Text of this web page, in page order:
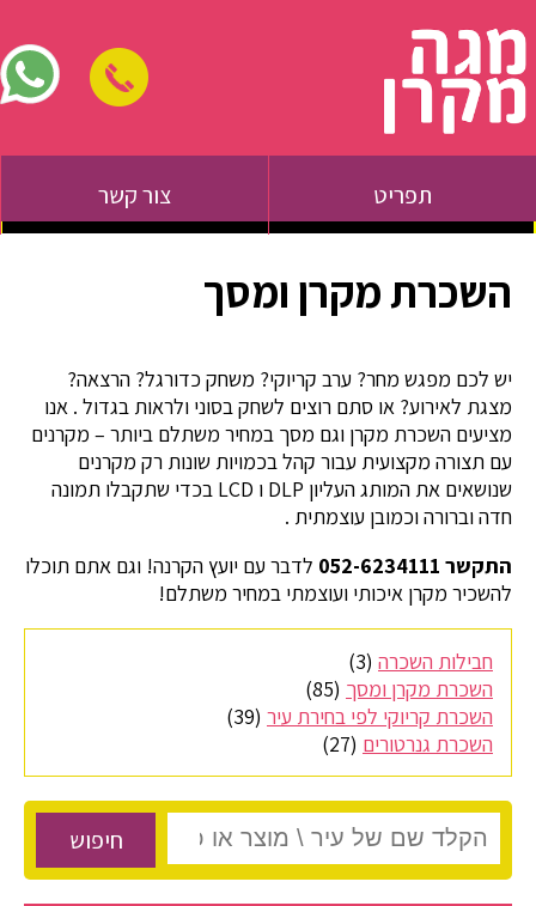
תפריט צור קשר
השכרת מקרן ומסך
יש לכם מפגש מחר? ערב קריוקי? משחק כדורגל? הרצאה?
מצגת לאירוע? או סתם רוצים לשחק בסוני ולראות בגדול . אנו
מציעים השכרת מקרן וגם מסך במחיר משתלם ביותר – מקרנים
עם תצורה מקצועית עבור קהל בכמויות שונות רק מקרנים
שנושאים את המותג העליון DLP ו LCD בכדי שתקבלו תמונה
חדה וברורה וכמובן עוצמתית .
התקשר 052-6234111
לדבר עם יועץ הקרנה! וגם אתם תוכלו
להשכיר מקרן איכותי ועוצמתי במחיר משתלם!
חבילות השכרה (3)
השכרת מקרן ומסך (85)
השכרת קריוקי לפי בחירת עיר (39)
השכרת גנרטורים (27)
חיפוש